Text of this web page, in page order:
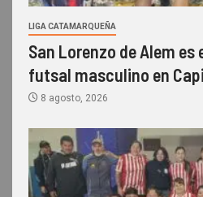
LIGA CATAMARQUEÑA
San Lorenzo de Alem es
futsal masculino en
8 agosto, 2026